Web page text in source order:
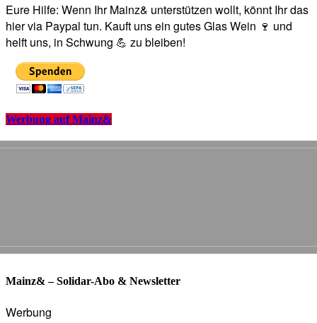
Eure Hilfe: Wenn Ihr Mainz& unterstützen wollt, könnt Ihr das
hier via Paypal tun. Kauft uns ein gutes Glas Wein 🍷 und
helft uns, in Schwung 💪 zu bleiben!
Werbung auf Mainz&
Mainz& – Solidar-Abo & Newsletter
Werbung